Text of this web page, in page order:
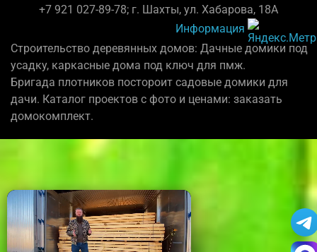
+7 921 027-89-78; г. Шахты, ул. Хабарова, 18А
Информация
Строительство деревянных домов: Дачные домики под
усадку, каркасные дома под ключ для пмж.
Бригада плотников постороит садовые домики для
дачи. Каталог проектов с фото и ценами: заказать
домокомплект.